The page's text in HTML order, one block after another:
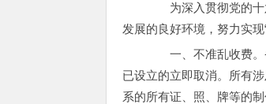
为深入贯彻党的十
发展的良好环境，努力实现
一、不准乱收费。
已设立的立即取消。所有
系的所有证、照、牌等的